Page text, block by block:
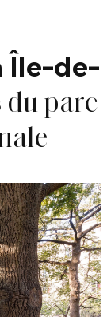
Île-de-
du parc